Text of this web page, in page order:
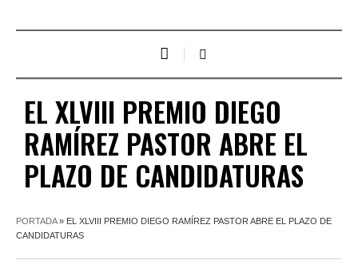
EL XLVIII PREMIO DIEGO
RAMÍREZ PASTOR ABRE EL
PLAZO DE CANDIDATURAS
PORTADA» EL XLVIII PREMIO DIEGO RAMÍREZ PASTOR ABRE EL PLAZO DE
CANDIDATURAS